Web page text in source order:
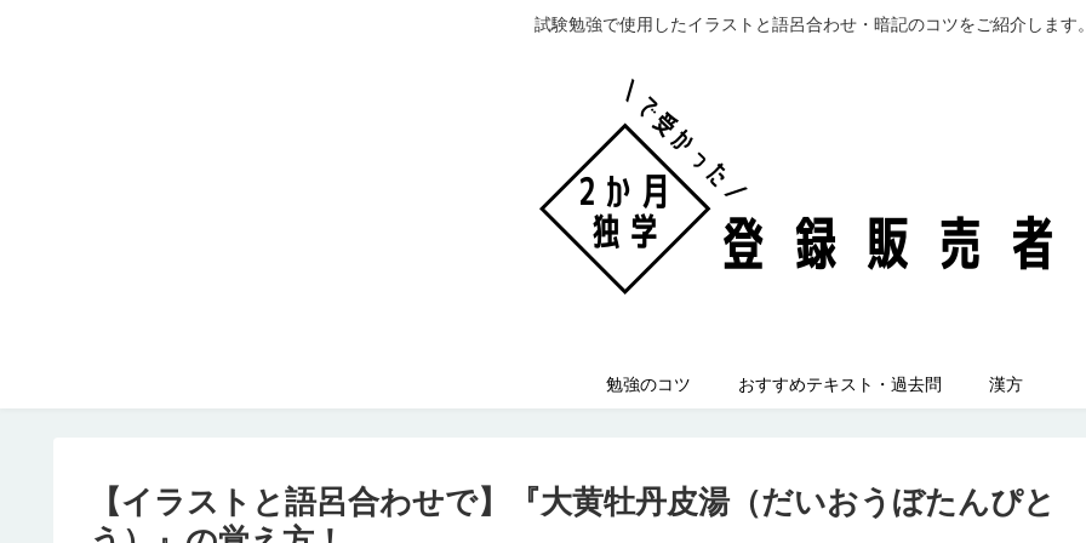
試験勉強で使用したイラストと語呂合わせ・暗記のコツをご紹介します
勉強のコツ おすすめテキスト・過去問 漢方
【イラストと語呂合わせで】『大黄牡丹皮湯（だいおうぼたんぴと